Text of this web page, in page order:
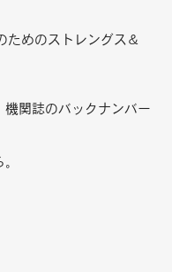
ためのストレングス＆
関誌のバックナンバー